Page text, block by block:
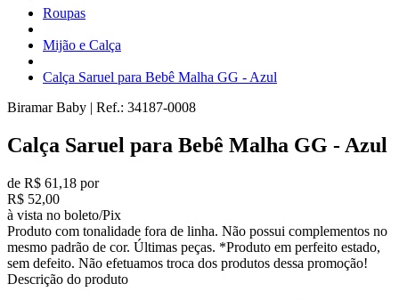
Roupas
Mijão e Calça
Calça Saruel para Bebê Malha GG - Azul
Biramar Baby | Ref.: 34187-0008
Calça Saruel para Bebê Malha GG - Azul
de R$ 61,18 por
R$ 52,00
à vista no boleto/Pix
Produto com tonalidade fora de linha. Não possui complementos no
mesmo padrão de cor. Últimas peças. *Produto em perfeito estado,
sem defeito. Não efetuamos troca dos produtos dessa promoção!
Descrição do produto